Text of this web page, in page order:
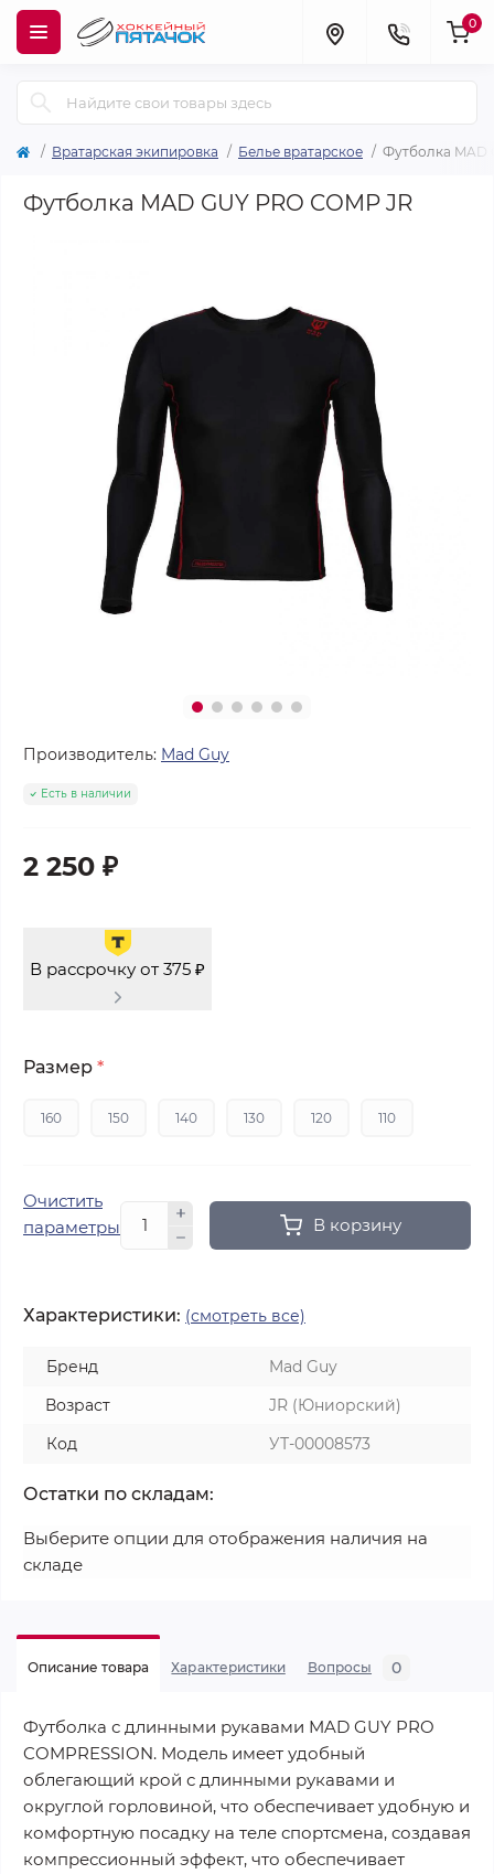
0
Вратарская экипировка Белье вратарское Футболка MAD
Футболка MAD GUY PRO COMP JR
Производитель: Mad Guy
Есть в наличии
2 250 ₽
В рассрочку от 375 ₽
Размер *
160 150 140 130 120 110
Очистить
параметры
В корзину
Характеристики: (смотреть все)
Бренд
Mad Guy
Возраст
JR (Юниорский)
Код
УТ-00008573
Остатки по складам:
Выберите опции для отображения наличия на
складе
Описание товара Характеристики Вопросы 0
Футболка с длинными рукавами MAD GUY PRO
COMPRESSION. Модель имеет удобный
облегающий крой с длинными рукавами и
округлой горловиной, что обеспечивает удобную и
комфортную посадку на теле спортсмена, создавая
компрессионный эффект, что обеспечивает